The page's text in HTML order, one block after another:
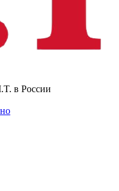
в России